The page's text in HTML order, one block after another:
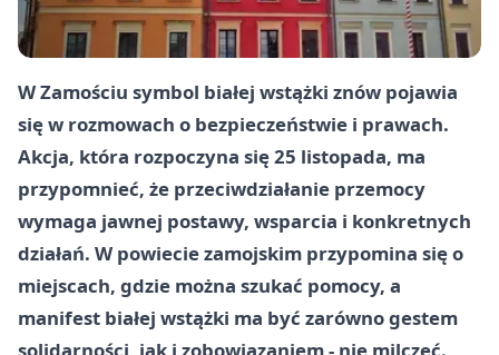
W Zamościu symbol białej wstążki znów pojawia
się w rozmowach o bezpieczeństwie i prawach.
Akcja, która rozpoczyna się25 listopada, ma
przypomnieć, że przeciwdziałanie przemocy
wymaga jawnej postawy, wsparcia i konkretnych
działań. W powiecie zamojskim przypomina się o
miejscach, gdzie można szukać pomocy, a
manifest białej wstążki ma być zarówno gestem